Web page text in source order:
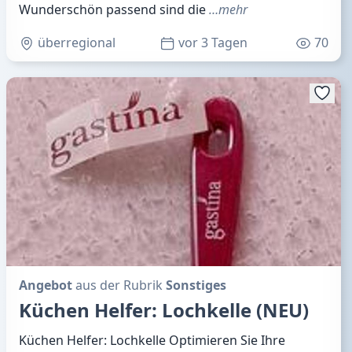
Wunderschön passend sind die…mehr
überregional
vor 3 Tagen 70
Angebotaus der Rubrik Sonstiges
Küchen Helfer: Lochkelle (NEU)
Küchen Helfer: Lochkelle Optimieren Sie Ihre